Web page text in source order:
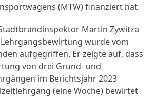
(MTW) finanziert hat.
Martin Zywitza
wurde vom
aufgegriffen. Er zeigte auf, dass
von drei Grund- und
im Berichtsjahr 2023
(eine Woche) bewirtet